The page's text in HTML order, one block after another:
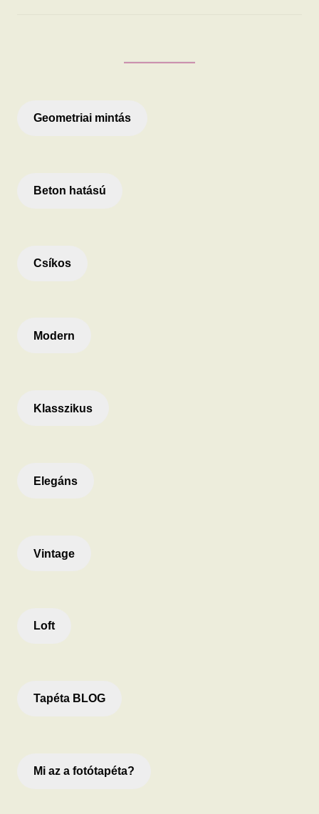
Geometriai mintás
Beton hatású
Csíkos
Modern
Klasszikus
Elegáns
Vintage
Loft
Tapéta BLOG
Mi az a fotótapéta?